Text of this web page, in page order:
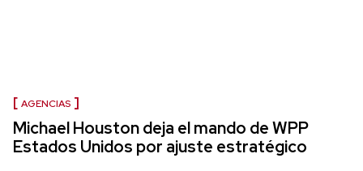
AGENCIAS
Michael Houston deja el mando de WPP
Estados Unidos por ajuste estratégico